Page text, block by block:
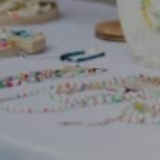
Ristorazione